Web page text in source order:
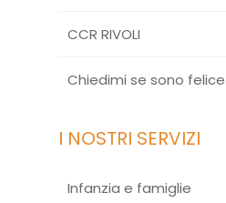
CCR RIVOLI
Chiedimi se sono felice
I NOSTRI SERVIZI
Infanzia e famiglie